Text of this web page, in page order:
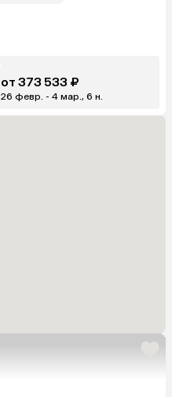
от 373 533 ₽
26 февр. - 4 мар., 6 н.